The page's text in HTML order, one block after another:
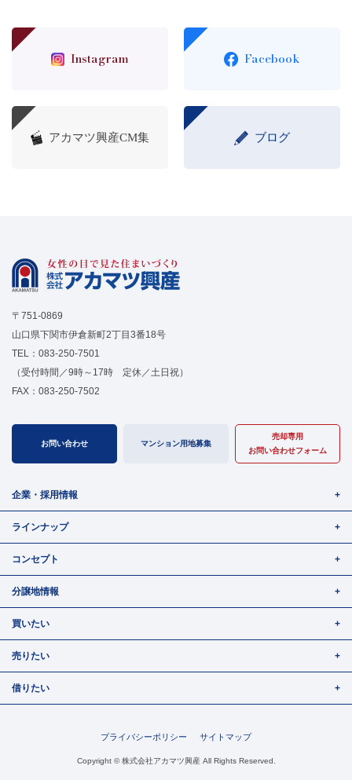
Instagram Facebook
アカマツ興産CM集 ブログ
〒751-0869
山口県下関市伊倉新町2丁目3番18号
TEL： 083-250-7501
（受付時間／9時～17時 定休／土日祝）
FAX：083-250-7502
お問い合わせ マンション用地募集
売却専用
お問い合わせフォーム
企業・採用情報
ラインナップ
コンセプト
分譲地情報
買いたい
売りたい
借りたい
プライバシーポリシー サイトマップ
Copyright © 株式会社アカマツ興産 All Rights Reserved.